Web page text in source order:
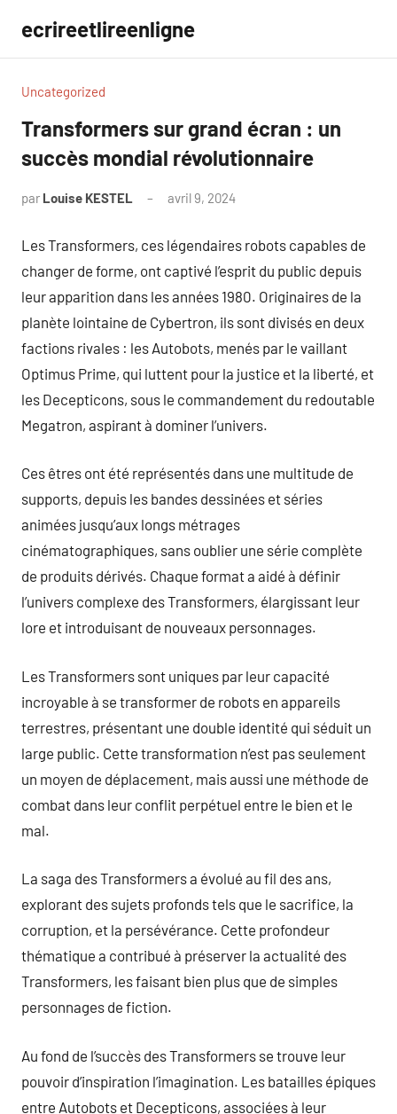
contenu
ecrireetlireenligne
Uncategorized
Transformers sur grand écran : un
succès mondial révolutionnaire
par Louise KESTEL avril 9, 2024
Les Transformers, ces légendaires robots capables de
changer de forme, ont captivé l’esprit du public depuis
leur apparition dans les années 1980. Originaires de la
planète lointaine de Cybertron, ils sont divisés en deux
factions rivales : les Autobots, menés par le vaillant
Optimus Prime, qui luttent pour la justice et la liberté, et
les Decepticons, sous le commandement du redoutable
Megatron, aspirant à dominer l’univers.
Ces êtres ont été représentés dans une multitude de
supports, depuis les bandes dessinées et séries
animées jusqu’aux longs métrages
cinématographiques, sans oublier une série complète
de produits dérivés. Chaque format a aidé à définir
l’univers complexe des Transformers, élargissant leur
lore et introduisant de nouveaux personnages.
Les Transformers sont uniques par leur capacité
incroyable à se transformer de robots en appareils
terrestres, présentant une double identité qui séduit un
large public. Cette transformation n’est pas seulement
un moyen de déplacement, mais aussi une méthode de
combat dans leur conflit perpétuel entre le bien et le
mal.
La saga des Transformers a évolué au fil des ans,
explorant des sujets profonds tels que le sacrifice, la
corruption, et la persévérance. Cette profondeur
thématique a contribué à préserver la actualité des
Transformers, les faisant bien plus que de simples
personnages de fiction.
Au fond de l’succès des Transformers se trouve leur
pouvoir d’inspiration l’imagination. Les batailles épiques
entre Autobots et Decepticons, associées à leur